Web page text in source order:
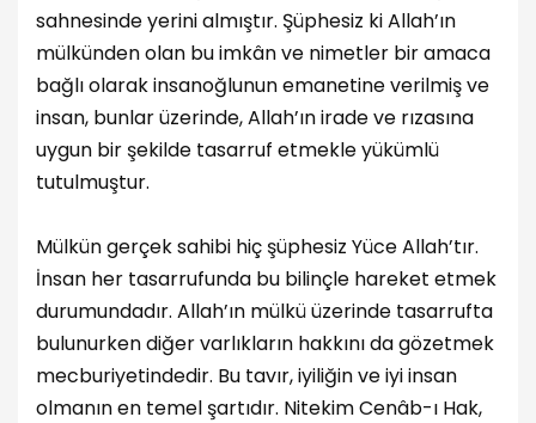
sahnesinde yerini almıştır. Şüphesiz ki Allah’ın
mülkünden olan bu imkân ve nimetler bir amaca
bağlı olarak insanoğlunun emanetine verilmiş ve
insan, bunlar üzerinde, Allah’ın irade ve rızasına
uygun bir şekilde tasarruf etmekle yükümlü
tutulmuştur.
Mülkün gerçek sahibi hiç şüphesiz Yüce Allah’tır.
İnsan her tasarrufunda bu bilinçle hareket etmek
durumundadır. Allah’ın mülkü üzerinde tasarrufta
bulunurken diğer varlıkların hakkını da gözetmek
mecburiyetindedir. Bu tavır, iyiliğin ve iyi insan
olmanın en temel şartıdır. Nitekim Cenâb-ı Hak,